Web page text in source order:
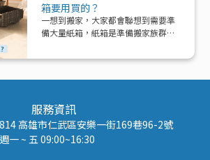
箱要用買的？
一想到搬家，大家都會聯想到需要準
備大量紙箱，紙箱是準備搬家族群的
服務資訊
高雄市仁武區安樂一街169巷96-2號
一 ~ 五 09:00~16:30